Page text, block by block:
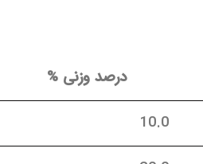
درصد وزنی %
10.0